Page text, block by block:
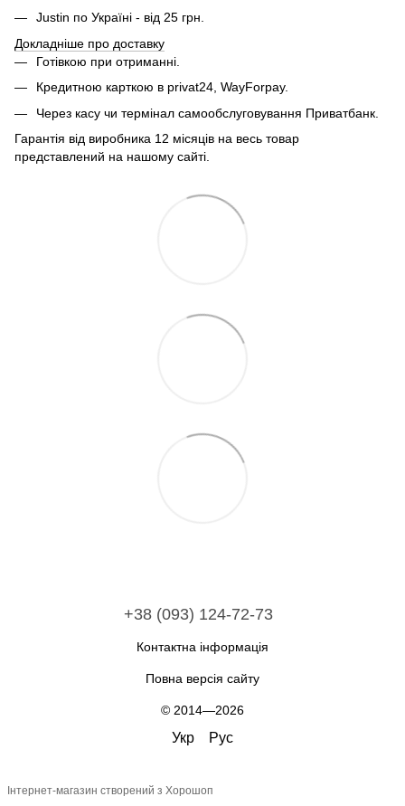
Justin по Україні - від 25 грн.
Докладніше про доставку
Готівкою при отриманні.
Кредитною карткою в privat24, WayForpay.
Через касу чи термінал самообслуговування Приватбанк.
Гарантія від виробника 12 місяців на весь товар
представлений на нашому сайті.
+38 (093) 124-72-73
Контактна інформація
Повна версія сайту
© 2014—2026
Укр Рус
Інтернет-магазин створений з Хорошоп